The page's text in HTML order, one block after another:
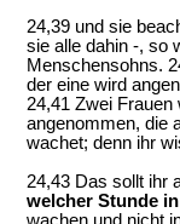
24,39 und sie
sie alle dahin -, so
Menschensohns.
der eine wird
24,41 Zwei Frauen
angenommen, die
wachet; denn ihr
24,43 Das sollt ihr
welcher Stunde